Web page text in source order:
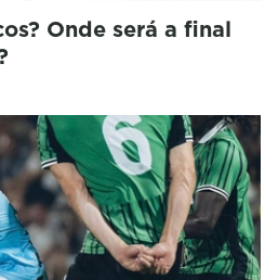
Onde será a final